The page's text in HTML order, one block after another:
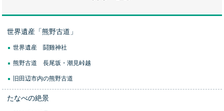
世界遺産「熊野古道」
世界遺産 鬪雞神社
熊野古道 長尾坂・潮見峠越
旧田辺市内の熊野古道
たなべの絶景